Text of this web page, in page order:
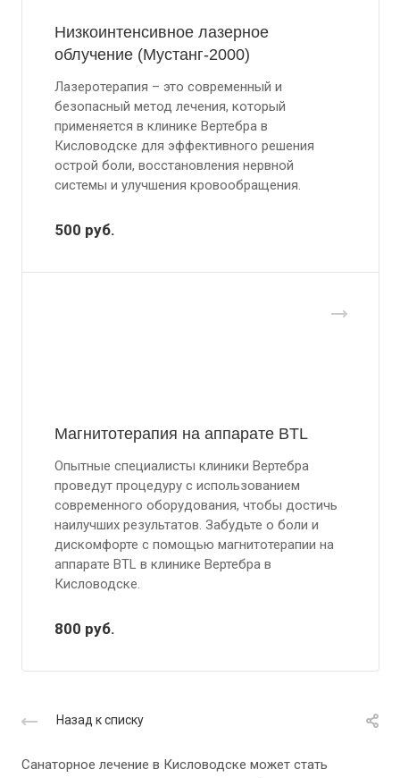
Низкоинтенсивное лазерное
облучение (Мустанг-2000)
Лазеротерапия – это современный и
безопасный метод лечения, который
применяется в клинике Вертебра в
Кисловодске для эффективного решения
острой боли, восстановления нервной
системы и улучшения кровообращения.
500 руб.
Магнитотерапия на аппарате BTL
Опытные специалисты клиники Вертебра
проведут процедуру с использованием
современного оборудования, чтобы достичь
наилучших результатов. Забудьте о боли и
дискомфорте с помощью магнитотерапии на
аппарате BTL в клинике Вертебра в
Кисловодске.
800 руб.
Назад к списку
Санаторное лечение в Кисловодске может стать